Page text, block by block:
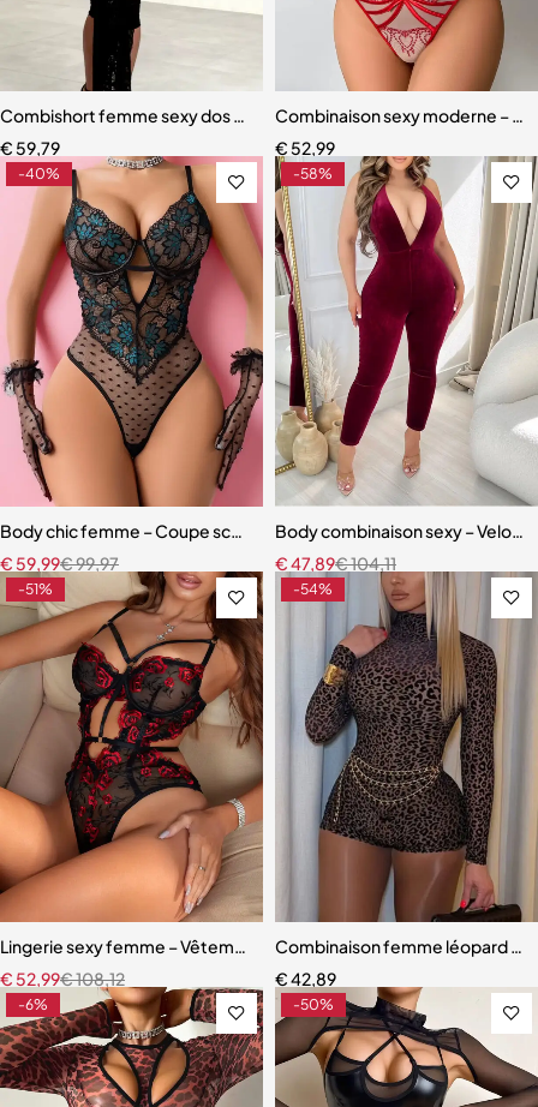
Combishort femme sexy dos nu – Patchwork jacquard, col V
€ 59,79
Combinaison sexy moderne –
€ 52,99
-40%
Body chic femme – Coupe sculptante et détails floraux élégants
€99,97
€ 59,99
-58%
Body combinaison sexy –
€104,11
€47,89
-51%
Lingerie sexy femme – Vêtements de nuit transparents, costume
€108,12
€ 52,99
-54%
Combinaison femme léopard –
€42,89
-6% -50%